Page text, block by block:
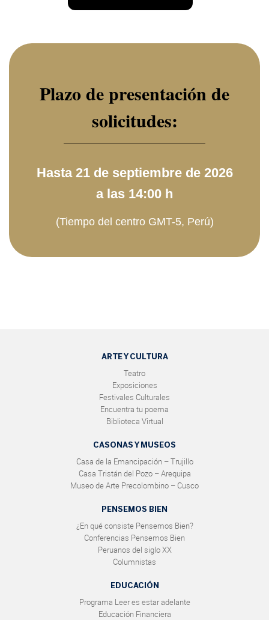
Plazo de presentación de
solicitudes:
Hasta 21 de septiembre de 2026
a las 14:00 h
(Tiempo del centro GMT-5, Perú)
ARTE Y CULTURA
Teatro
Exposiciones
Festivales Culturales
Encuentra tu poema
Biblioteca Virtual
CASONAS Y MUSEOS
Casa de la Emancipación – Trujillo
Casa Tristán del Pozo – Arequipa
Museo de Arte Precolombino – Cusco
PENSEMOS BIEN
¿En qué consiste Pensemos Bien?
Conferencias Pensemos Bien
Peruanos del siglo XX
Columnistas
EDUCACIÓN
Programa Leer es estar adelante
Educación Financiera